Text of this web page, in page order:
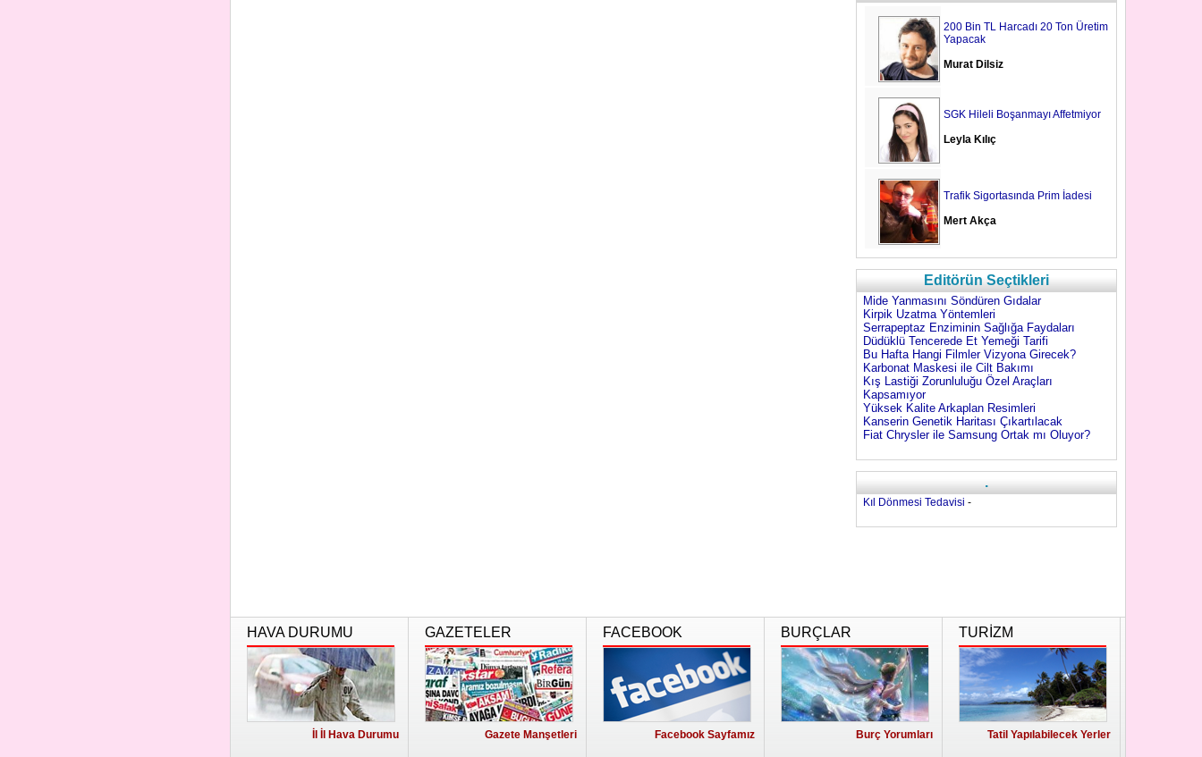
200 Bin TL Harcadı 20 Ton Üretim
Yapacak
Murat Dilsiz
SGK Hileli Boşanmayı Affetmiyor
Leyla Kılıç
Trafik Sigortasında Prim İadesi
Mert Akça
Editörün Seçtikleri
Mide Yanmasını Söndüren Gıdalar
Kirpik Uzatma Yöntemleri
Serrapeptaz Enziminin Sağlığa Faydaları
Düdüklü Tencerede Et Yemeği Tarifi
Bu Hafta Hangi Filmler Vizyona Girecek?
Karbonat Maskesi ile Cilt Bakımı
Kış Lastiği Zorunluluğu Özel Araçları
Kapsamıyor
Yüksek Kalite Arkaplan Resimleri
Kanserin Genetik Haritası Çıkartılacak
Fiat Chrysler ile Samsung Ortak mı Oluyor?
.
Kıl Dönmesi Tedavisi -
HAVA DURUMU
İl İl Hava Durumu
GAZETELER
Gazete Manşetleri
FACEBOOK
Facebook Sayfamız
BURÇLAR
Burç Yorumları
TURİZM
Tatil Yapılabilecek Yerler